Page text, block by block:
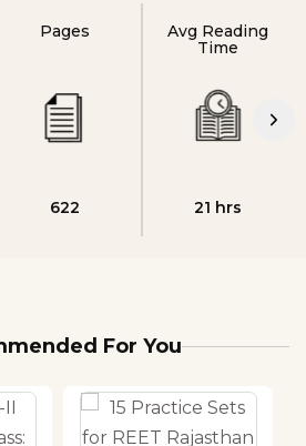
Pages
622
Avg Reading
Time
21 hrs
For You